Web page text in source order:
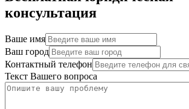
консультация
Ваше имя
Ваш город
Контактный телефон
Текст Вашего вопроса